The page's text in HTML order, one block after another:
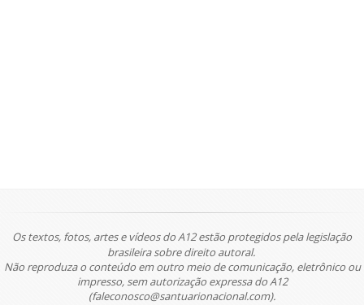
Os textos, fotos, artes e vídeos do A12 estão protegidos pela legislação
brasileira sobre direito autoral.
Não reproduza o conteúdo em outro meio de comunicação, eletrônico ou
impresso, sem autorização expressa do A12
(faleconosco@santuarionacional.com).